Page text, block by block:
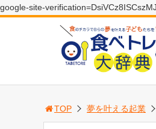
google-site-
TOP 夢を叶える起業